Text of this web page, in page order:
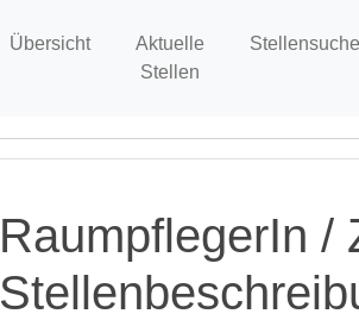
Übersicht
Aktuelle
Stellen
RaumpflegerIn /